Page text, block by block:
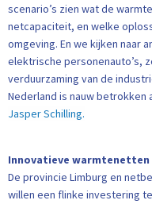
scenario’s zien wat de
netcapaciteit, en welke
omgeving. En we kijken naar
elektrische personenauto’s,
verduurzaming van de
Nederland is nauw betrokken
Jasper Schilling.
Innovatieve
De provincie Limburg en
willen een flinke investering